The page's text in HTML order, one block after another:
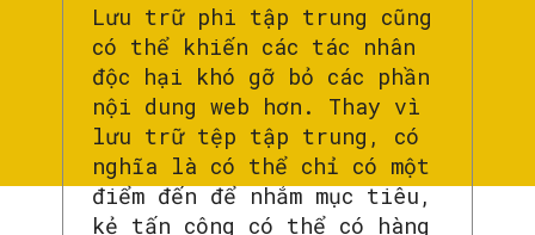
Lưu trữ phi tập trung cũng
có thể khiến các tác nhân
độc hại khó gỡ bỏ các phần
nội dung web hơn. Thay vì
lưu trữ tệp tập trung, có
nghĩa là có thể chỉ có một
điểm đến để nhắm mục tiêu,
kẻ tấn công có thể có hàng